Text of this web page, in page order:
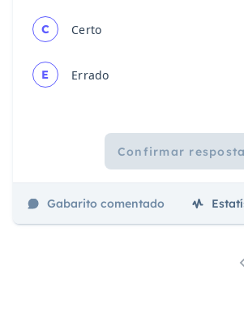
C Certo
E Errado
Confirmar resposta
Gabarito comentado